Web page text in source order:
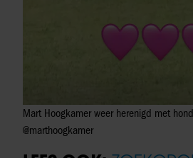
Mart Hoogkamer weer herenigd met
@marthoogkamer